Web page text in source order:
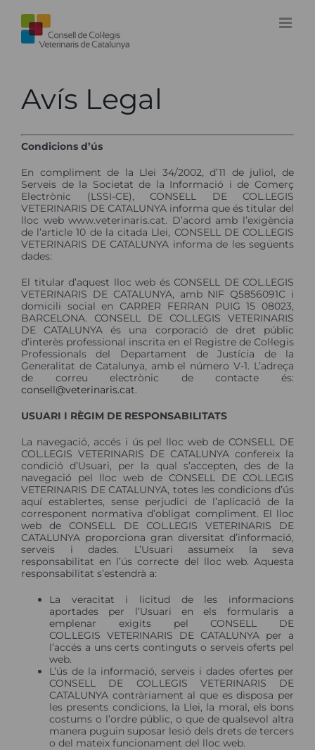
content
Avís Legal
Condicions d’ús
En compliment de la Llei 34/2002, d’11 de juliol, de
Serveis de la Societat de la Informació i de Comerç
Electrònic (LSSI-CE), CONSELL DE COL.LEGIS
VETERINARIS DE CATALUNYA informa que és titular del
lloc web www.veterinaris.cat. D’acord amb l’exigència
de l’article 10 de la citada Llei, CONSELL DE COL.LEGIS
VETERINARIS DE CATALUNYA informa de les següents
dades:
El titular d’aquest lloc web és CONSELL DE COL.LEGIS
VETERINARIS DE CATALUNYA, amb NIF Q5856091C i
domicili social en CARRER FERRAN PUIG 15 08023,
BARCELONA. CONSELL DE COL.LEGIS VETERINARIS
DE CATALUNYA és una corporació de dret públic
d’interès professional inscrita en el Registre de Col·legis
Professionals del Departament de Justícia de la
Generalitat de Catalunya, amb el número V-1. L’adreça
de correu electrònic de contacte és:
consell@veterinaris.cat.
USUARI I RÈGIM DE RESPONSABILITATS
La navegació, accés i ús pel lloc web de CONSELL DE
COL.LEGIS VETERINARIS DE CATALUNYA confereix la
condició d’Usuari, per la qual s’accepten, des de la
navegació pel lloc web de CONSELL DE COL.LEGIS
VETERINARIS DE CATALUNYA, totes les condicions d’ús
aquí establertes, sense perjudici de l’aplicació de la
corresponent normativa d’obligat compliment. El lloc
web de CONSELL DE COL.LEGIS VETERINARIS DE
CATALUNYA proporciona gran diversitat d’informació,
serveis i dades. L’Usuari assumeix la seva
responsabilitat en l’ús correcte del lloc web. Aquesta
responsabilitat s’estendrà a:
La veracitat i licitud de les informacions
aportades per l’Usuari en els formularis a
emplenar exigits pel CONSELL DE
COL.LEGIS VETERINARIS DE CATALUNYA per a
l’accés a uns certs continguts o serveis oferts pel
web.
L’ús de la informació, serveis i dades ofertes per
CONSELL DE COL.LEGIS VETERINARIS DE
CATALUNYA contràriament al que es disposa per
les presents condicions, la Llei, la moral, els bons
costums o l’ordre públic, o que de qualsevol altra
manera puguin suposar lesió dels drets de tercers
o del mateix funcionament del lloc web.